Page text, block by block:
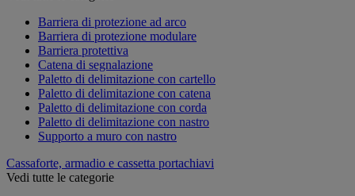
Barriera di protezione ad arco
Barriera di protezione modulare
Barriera protettiva
Catena di segnalazione
Paletto di delimitazione con cartello
Paletto di delimitazione con catena
Paletto di delimitazione con corda
Paletto di delimitazione con nastro
Supporto a muro con nastro
Cassaforte, armadio e cassetta portachiavi
Vedi tutte le categorie